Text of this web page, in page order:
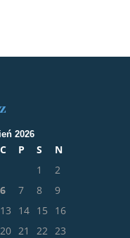
2026
C P S
N
1
2
6 7 8
9
13 14 15
16
20 21 22
23